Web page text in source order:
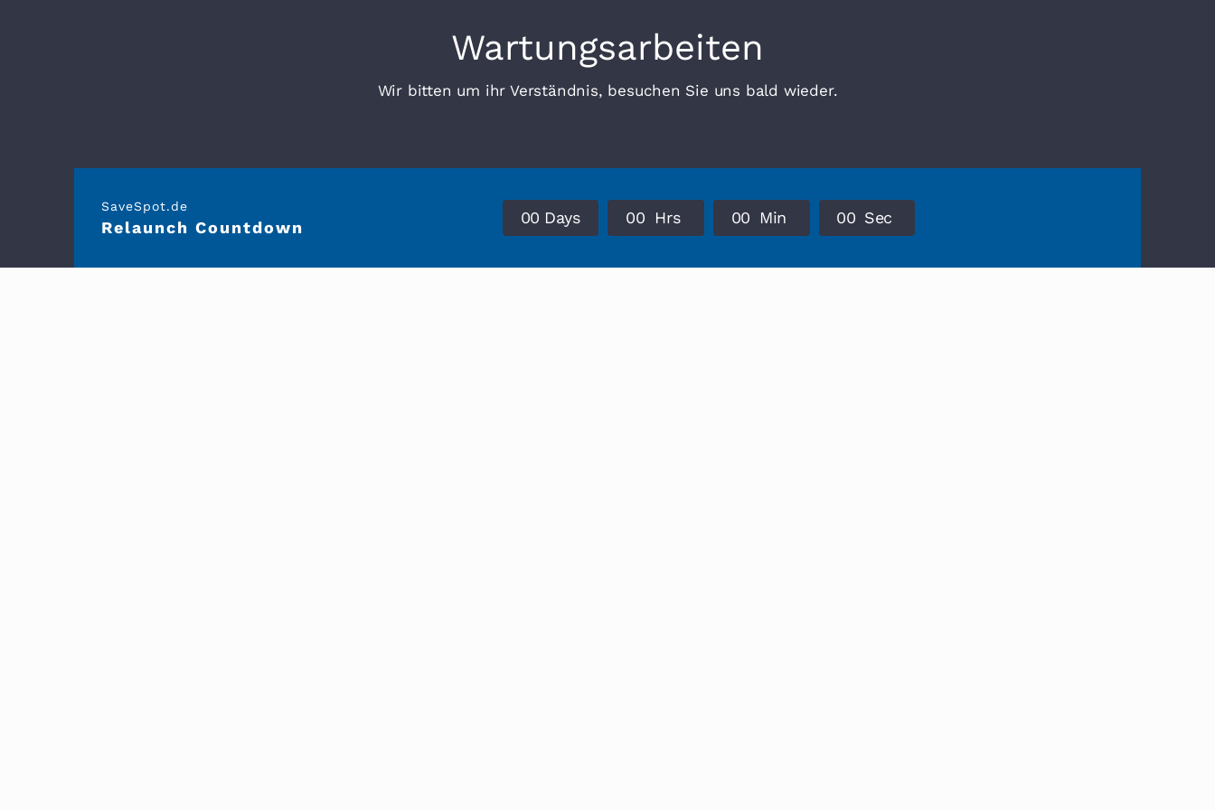
Wartungsarbeiten
Wir bitten um ihr Verständnis, besuchen Sie uns bald wieder.
SaveSpot.de
Relaunch Countdown
00 Days 00 Hrs 00 Min 00 Sec